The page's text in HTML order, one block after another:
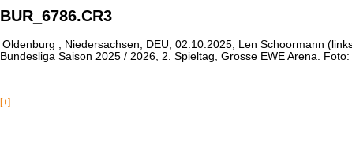
BUR_6786.CR3
Oldenburg , Niedersachsen, DEU, 02.10.2025, Len Schoormann
Bundesliga Saison 2025 / 2026, 2. Spieltag, Grosse EWE Arena.
[+]